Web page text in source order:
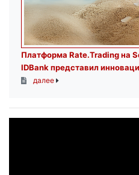
Платформа Rate.Trading на
IDBank представил
далее